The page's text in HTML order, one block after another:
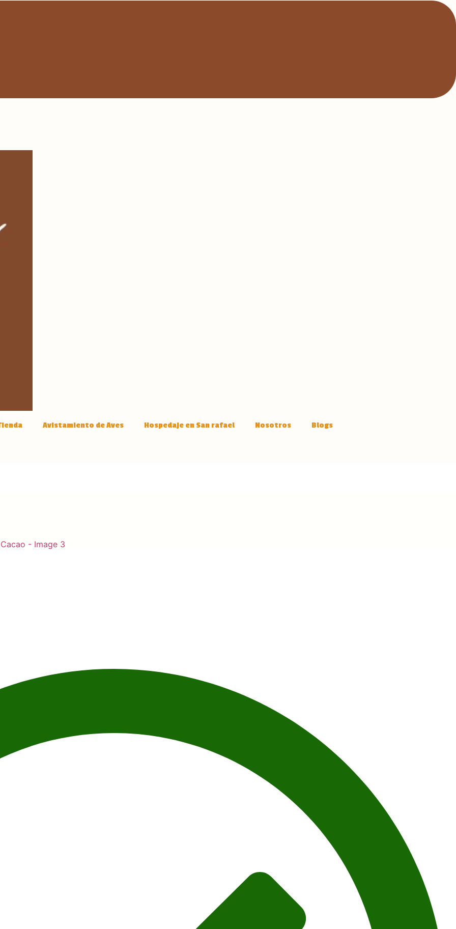
Avistamiento de Aves Hospedaje en San rafael Nosotros Blogs